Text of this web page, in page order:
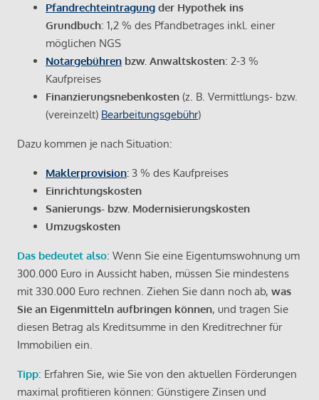
Pfandrechteintragung der Hypothek ins
Grundbuch: 1,2 % des Pfandbetrages inkl. einer
möglichen NGS
Notargebühren bzw. Anwaltskosten: 2-3 %
Kaufpreises
Finanzierungsnebenkosten (z. B. Vermittlungs- bzw.
(vereinzelt) Bearbeitungsgebühr)
Dazu kommen je nach Situation:
Maklerprovision: 3 % des Kaufpreises
Einrichtungskosten
Sanierungs- bzw. Modernisierungskosten
Umzugskosten
Das bedeutet also: Wenn Sie eine Eigentumswohnung um
300.000 Euro in Aussicht haben, müssen Sie mindestens
mit 330.000 Euro rechnen. Ziehen Sie dann noch ab, was
Sie an Eigenmitteln aufbringen können, und tragen Sie
diesen Betrag als Kreditsumme in den Kreditrechner für
Immobilien ein.
Tipp: Erfahren Sie, wie Sie von den aktuellen Förderungen
maximal profitieren können: Günstigere Zinsen und